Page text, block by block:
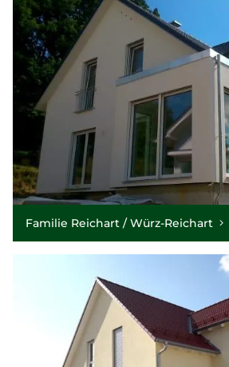
Familie Reichart / Würz-Reichart